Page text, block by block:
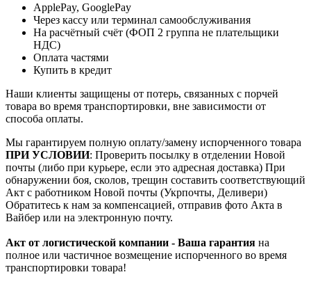
ApplePay, GooglePay
Через кассу или терминал самообслуживания
На расчётный счёт (ФОП 2 группа не плательщики
НДС)
Оплата частями
Купить в кредит
Наши клиенты защищены от потерь, связанных с порчей
товара во время транспортировки, вне зависимости от
способа оплаты.
Мы гарантируем полную оплату/замену испорченного товара
ПРИ УСЛОВИИ: Проверить посылку в отделении Новой
почты (либо при курьере, если это адресная доставка) При
обнаружении боя, сколов, трещин составить соответствующий
Акт с работником Новой почты (Укрпочты, Деливери)
Обратитесь к нам за компенсацией, отправив фото Акта в
Вайбер или на электронную почту.
Акт от логистической компании - Ваша гарантия на
полное или частичное возмещение испорченного во время
транспортировки товара!